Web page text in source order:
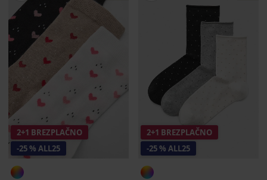
2+1 BREZPLAČNO
-25 % ALL25
2+1 BREZPLAČNO
-25 % ALL25